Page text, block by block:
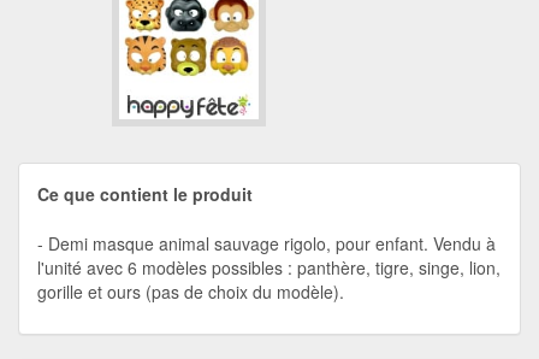
Ce que contient le produit
Demi masque animal sauvage rigolo, pour enfant. Vendu à
l'unité avec 6 modèles possibles : panthère, tigre, singe, lion,
gorille et ours (pas de choix du modèle).